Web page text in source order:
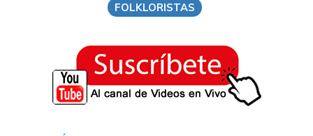
FOLKLORISTAS